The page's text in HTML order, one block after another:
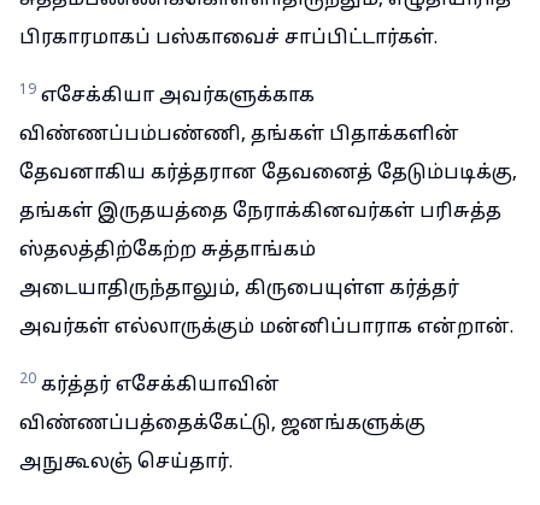
பிரகாரமாகப் பஸ்காவைச் சாப்பிட்டார்கள்.
19 எசேக்கியா அவர்களுக்காக
விண்ணப்பம்பண்ணி, தங்கள் பிதாக்களின்
தேவனாகிய கர்த்தரான தேவனைத் தேடும்படிக்கு,
தங்கள் இருதயத்தை நேராக்கினவர்கள் பரிசுத்த
ஸ்தலத்திற்கேற்ற சுத்தாங்கம்
அடையாதிருந்தாலும், கிருபையுள்ள கர்த்தர்
அவர்கள் எல்லாருக்கும் மன்னிப்பாராக என்றான்.
20 கர்த்தர் எசேக்கியாவின்
விண்ணப்பத்தைக்கேட்டு, ஜனங்களுக்கு
அநுகூலஞ் செய்தார்.